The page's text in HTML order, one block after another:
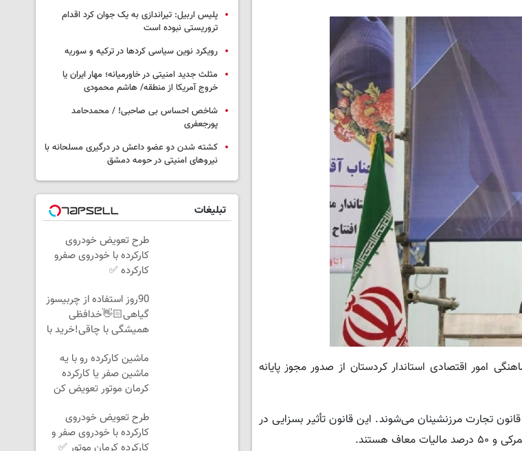
امور اقتصادی استاندار کردستان از صدور مجوز پایانه
تجارت مرزنشینان می‌شوند. این قانون تأثیر بسزایی در
هستند.
پلیس اربیل: تیراندازی به یک جوان کرد اقدام
تروریستی نبوده است
رویکرد نوین سیاسی کردها در ترکیه و سوریه
مثلث جدید امنیتی در خاورمیانه؛ مهار ایران یا
خروج آمریکا از منطقه/ هاشم محمودی
شاخص احساس بی صاحبی! / محمدحامد
پورجعفری
کشته شدن دو عضو داعش در درگیری مسلحانه با
نیروهای امنیتی در حومه دمشق
تبلیغات
طرح تعویض خودروی
کارکرده با خودروی صفرو
کارکرده ✅
90روز استفاده از چربیسوز
گیاهی👋🏻خدافظی
همیشگی با چاقی!خرید با
ماشین کارکرده رو با یه
ماشین صفر یا کارکرده
کرمان موتور تعویض کن
طرح تعویض خودروی
کارکرده با خودروی صفر و